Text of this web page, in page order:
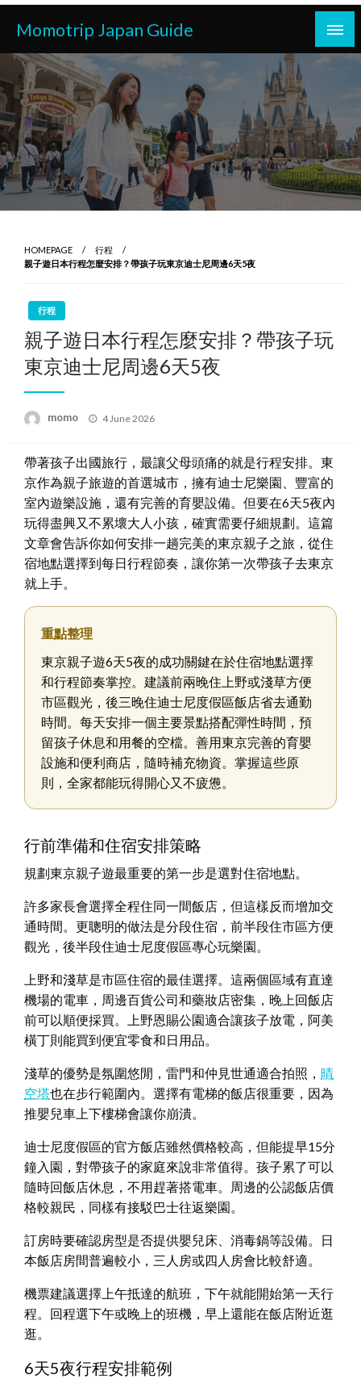
Skip
content
Momotrip Japan Guide
HOMEPAGE
行程
親子遊日本行程怎麼安排？帶孩子玩東京迪士尼周邊6天5夜
行程
親子遊日本行程怎麼安排？帶孩子玩
東京迪士尼周邊6天5夜
momo
Posted
4 June 2026
帶著孩子出國旅行，最讓父母頭痛的就是行程安排。東
京作為親子旅遊的首選城市，擁有迪士尼樂園、豐富的
室內遊樂設施，還有完善的育嬰設備。但要在6天5夜內
玩得盡興又不累壞大人小孩，確實需要仔細規劃。這篇
文章會告訴你如何安排一趟完美的東京親子之旅，從住
宿地點選擇到每日行程節奏，讓你第一次帶孩子去東京
就上手。
重點整理
東京親子遊6天5夜的成功關鍵在於住宿地點選擇
和行程節奏掌控。建議前兩晚住上野或淺草方便
市區觀光，後三晚住迪士尼度假區飯店省去通勤
時間。每天安排一個主要景點搭配彈性時間，預
留孩子休息和用餐的空檔。善用東京完善的育嬰
設施和便利商店，隨時補充物資。掌握這些原
則，全家都能玩得開心又不疲憊。
行前準備和住宿安排策略
規劃東京親子遊最重要的第一步是選對住宿地點。
許多家長會選擇全程住同一間飯店，但這樣反而增加交
通時間。更聰明的做法是分段住宿，前半段住市區方便
觀光，後半段住迪士尼度假區專心玩樂園。
上野和淺草是市區住宿的最佳選擇。這兩個區域有直達
機場的電車，周邊百貨公司和藥妝店密集，晚上回飯店
前可以順便採買。上野恩賜公園適合讓孩子放電，阿美
橫丁則能買到便宜零食和日用品。
淺草的優勢是氛圍悠閒，雷門和仲見世通適合拍照， 晴
空塔也在步行範圍內。選擇有電梯的飯店很重要，因為
推嬰兒車上下樓梯會讓你崩潰。
迪士尼度假區的官方飯店雖然價格較高，但能提早15分
鐘入園，對帶孩子的家庭來說非常值得。孩子累了可以
隨時回飯店休息，不用趕著搭電車。周邊的公認飯店價
格較親民，同樣有接駁巴士往返樂園。
訂房時要確認房型是否提供嬰兒床、消毒鍋等設備。日
本飯店房間普遍較小，三人房或四人房會比較舒適。
機票建議選擇上午抵達的航班，下午就能開始第一天行
程。回程選下午或晚上的班機，早上還能在飯店附近逛
逛。
6天5夜行程安排範例